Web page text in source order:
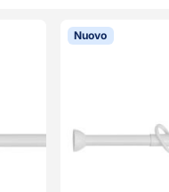
Nuovo